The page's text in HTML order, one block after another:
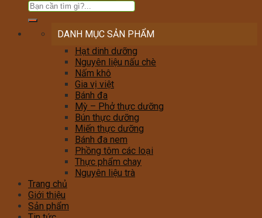
DANH MỤC SẢN PHẨM
Hạt dinh dưỡng
Nguyên liệu nấu chè
Nấm khô
Gia vị việt
Bánh đa
Mỳ – Phở thực dưỡng
Bún thực dưỡng
Miến thực dưỡng
Bánh đa nem
Phồng tôm các loại
Thực phẩm chay
Nguyên liệu trà
Trang chủ
Giới thiệu
Sản phẩm